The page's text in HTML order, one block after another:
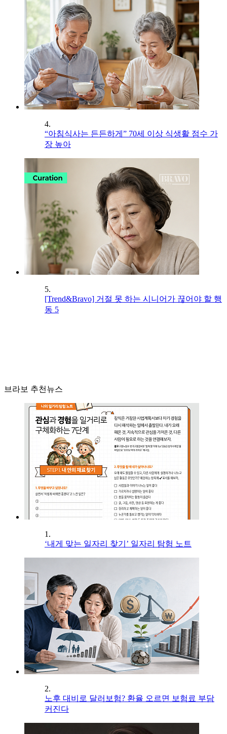
4.
“아침식사는 든든하게” 70세 이상 식생활 점수 가
장 높아
5.
[Trend&Bravo] 거절 못 하는 시니어가 끊어야 할 행
동 5
브라보 추천뉴스
1.
‘내게 맞는 일자리 찾기’ 일자리 탐험 노트
2.
노후 대비로 달러보험? 환율 오르면 보험료 부담
커진다